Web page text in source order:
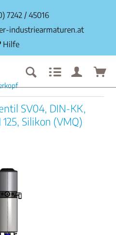
7242 / 45016
industriearmaturen.at
Hilfe
SV04, DIN-KK,
Silikon (VMQ)